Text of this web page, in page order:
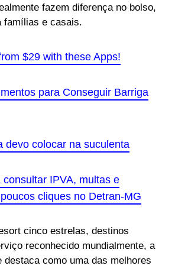
fazem diferença no bolso,
famílias e casais.
$29 with these Apps!
para Conseguir Barriga
devo colocar na suculenta
IPVA, multas e
cliques no Detran-MG
cinco estrelas, destinos
reconhecido mundialmente, a
destaca como uma das melhores